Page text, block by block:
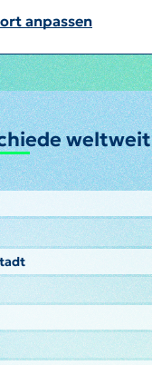
anpassen
weltweit